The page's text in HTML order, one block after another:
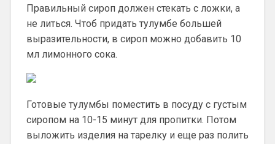
Правильный сироп должен стекать с ложки, а
не литься. Чтоб придать тулумбе большей
выразительности, в сироп можно добавить 10
мл лимонного сока.
Готовые тулумбы поместить в посуду с густым
сиропом на 10-15 минут для пропитки. Потом
выложить изделия на тарелку и еще раз полить